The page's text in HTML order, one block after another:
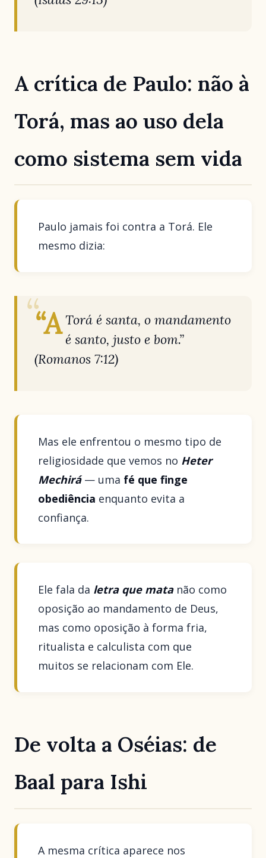
A crítica de Paulo: não à
Torá, mas ao uso dela
como sistema sem vida
Paulo jamais foi contra a Torá. Ele
mesmo dizia:
“A Torá é santa, o mandamento
é santo, justo e bom.”
(Romanos 7:12)
Mas ele enfrentou o mesmo tipo de
religiosidade que vemos no Heter
Mechirá— uma fé que finge
obediência enquanto evita a
confiança.
Ele fala da letra que matanão como
oposição ao mandamento de Deus,
mas como oposição à forma fria,
ritualista e calculista com que
muitos se relacionam com Ele.
De volta a Oséias: de
Baal para Ishi
A mesma crítica aparece nos